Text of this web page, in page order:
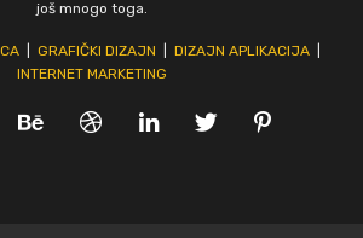
još mnogo toga.
| GRAFIČKI DIZAJN DIZAJN APLIKACIJA|
INTERNET MARKETING